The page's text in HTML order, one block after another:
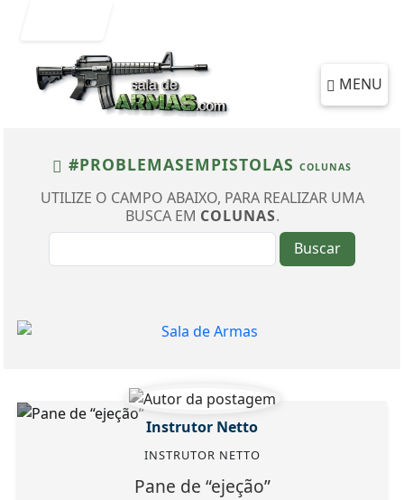
MENU
#PROBLEMASEMPISTOLAS COLUNAS
UTILIZE O CAMPO ABAIXO, PARA REALIZAR UMA
BUSCA EM COLUNAS.
Buscar
Instrutor Netto
INSTRUTOR NETTO
Pane de “ejeção”